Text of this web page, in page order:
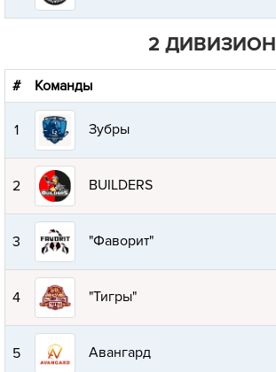
2 ДИВИЗИОН
# Команды
1 Зубры
2 BUILDERS
3 "Фаворит"
4 "Тигры"
5 Авангард